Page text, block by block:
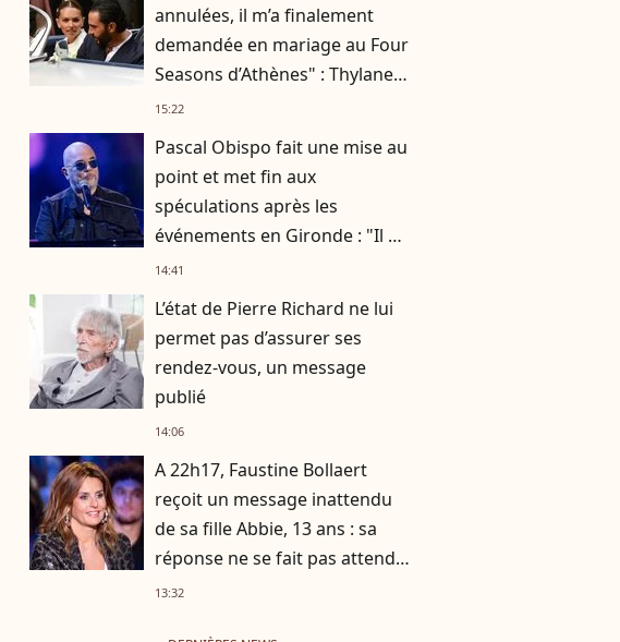
annulées, il m’a finalement
demandée en mariage au Four
Seasons d’Athènes" : Thylane
Blondeau raconte ses
15:22
Pascal Obispo fait une mise au
point et met fin aux
spéculations après les
événements en Gironde : "Il me
semble important de
14:41
L’état de Pierre Richard ne lui
permet pas d’assurer ses
rendez-vous, un message
publié
14:06
A 22h17, Faustine Bollaert
reçoit un message inattendu
de sa fille Abbie, 13 ans : sa
réponse ne se fait pas attendre
!13:32